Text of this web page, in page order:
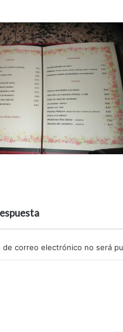
de correo electrónico no será